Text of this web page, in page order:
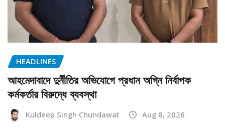
HEADLINES
আহমেদাবাদে দুর্নীতির অভিযোগে প্রধান অগ্নি নির্বাপক
কর্মকর্তার বিরুদ্ধে ব্যবস্থা
Kuldeep Singh Chundawat Aug 8, 2026